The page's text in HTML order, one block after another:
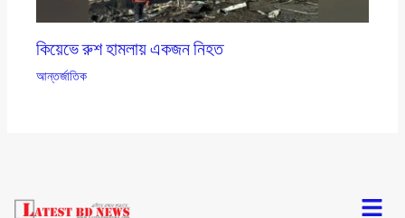
কিয়েভে রুশ হামলায় একজন নিহত
আন্তর্জাতিক
Menu